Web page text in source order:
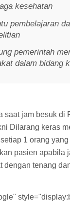
kesehatan
pembelajaran
pemerintah
dalam bidang
saat jam besuk di
Dilarang keras
1 orang
pasien apabila
dengan tenang